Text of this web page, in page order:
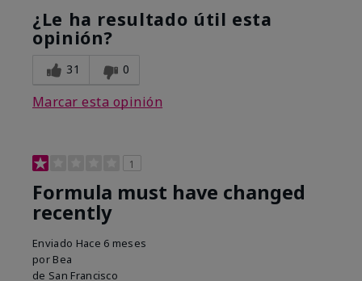
¿Le ha resultado útil esta
opinión?
31 0
Marcar esta opinión
1
Formula must have changed
recently
Enviado Hace 6 meses
por Bea
de San Francisco